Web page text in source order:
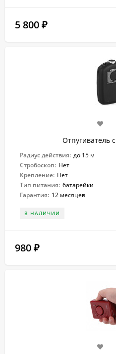
5 800 ₽
Отпугиватель
Радиус действия: до 15 м
Стробоскоп: Нет
Крепление: Нет
Тип питания: батарейки
Гарантия: 12 месяцев
В НАЛИЧИИ
980 ₽